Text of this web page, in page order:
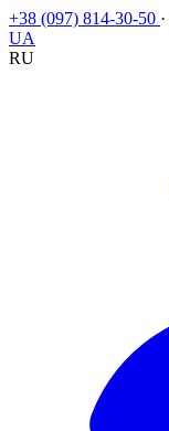
+38 (097) 814-30-50 ·
UA
RU